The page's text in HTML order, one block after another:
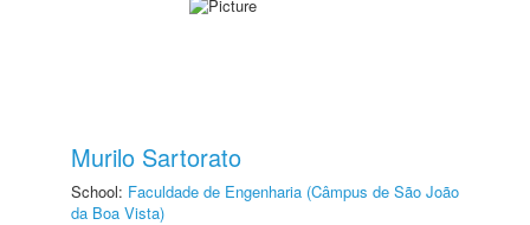
Murilo Sartorato
School: Faculdade de Engenharia (Câmpus de São João
da Boa Vista)